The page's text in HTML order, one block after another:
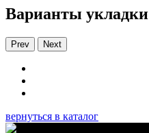
Варианты укладки
Prev Next
вернуться в каталог